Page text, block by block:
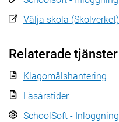
Välja skola (Skolverket)
Relaterade tjänster
Klagomålshantering
Läsårstider
SchoolSoft - Inloggning